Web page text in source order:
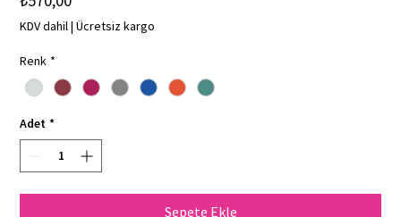
KDV dahil|Ücretsiz kargo
Renk *
Adet *
Sepete Ekle